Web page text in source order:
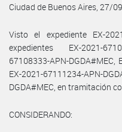
Ciudad de Buenos Aires, 27/
Visto el expediente EX-
expedientes EX-2021-
67108333-APN-DGDA#MEC,
EX-2021-67111234-APN-
DGDA#MEC, en tramitación
CONSIDERANDO: